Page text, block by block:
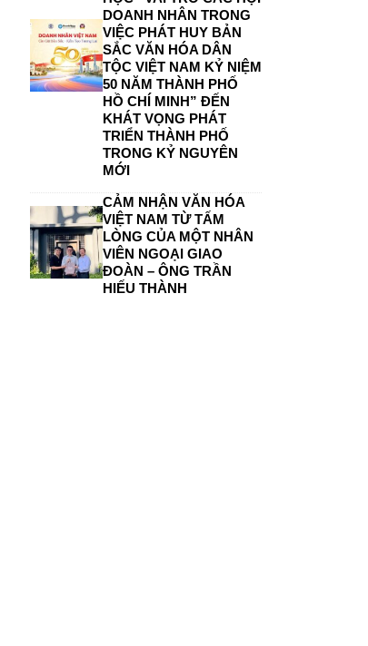
DOANH NHÂN TRONG
VIỆC PHÁT HUY BẢN
SẮC VĂN HÓA DÂN
TỘC VIỆT NAM KỶ NIỆM
50 NĂM THÀNH PHỐ
HỒ CHÍ MINH” ĐẾN
KHÁT VỌNG PHÁT
TRIỂN THÀNH PHỐ
TRONG KỶ NGUYÊN
MỚI
CẢM NHẬN VĂN HÓA
VIỆT NAM TỪ TẤM
LÒNG CỦA MỘT NHÂN
VIÊN NGOẠI GIAO
ĐOÀN – ÔNG TRẦN
HIẾU THÀNH